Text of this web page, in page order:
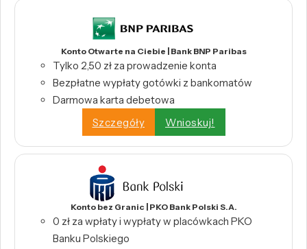
Konto Otwarte na Ciebie | Bank BNP Paribas
Tylko 2,50 zł za prowadzenie konta
Bezpłatne wypłaty gotówki z bankomatów
Darmowa karta debetowa
Szczegóły
Wnioskuj!
Konto bez Granic | PKO Bank Polski S.A.
0 zł za wpłaty i wypłaty w placówkach PKO
Banku Polskiego